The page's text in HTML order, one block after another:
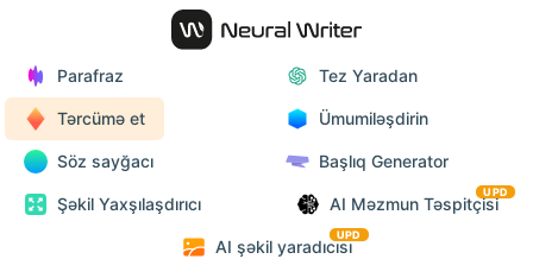
Parafraz Tez Yaradan
Tərcümə et Ümumiləşdirin
Söz sayğacı Başlıq Generator
Şəkil Yaxşılaşdırıcı AI Məzmun Təspitçisi
UPD
AI şəkil yaradıcısı
UPD